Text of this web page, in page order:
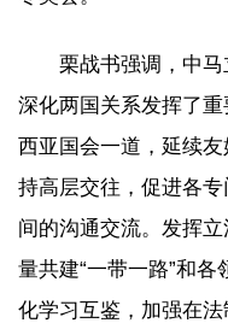
栗战书强调，中
深化两国关系发挥了
西亚国会一道，延续
持高层交往，促进各
间的沟通交流。发挥
量共建“一带一路”和
化学习互鉴，加强在